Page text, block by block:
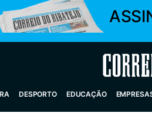
Correio
DESPORTO EDUCAÇÃO